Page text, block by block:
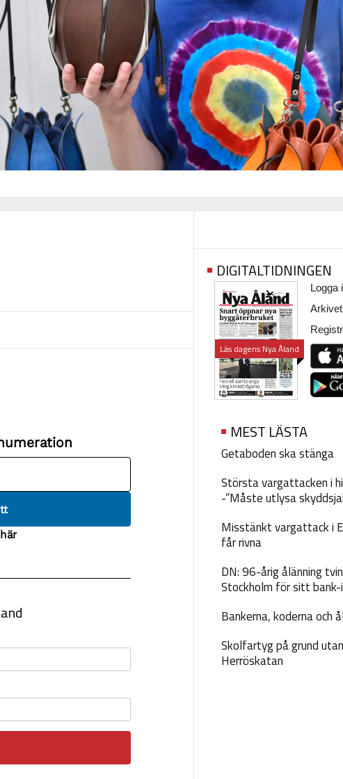
DIGITALTIDNINGEN
Läs dagens Nya Åland
Logga
Arkivet
MEST LÄSTA
Getaboden ska stänga
Största vargattacken i
-”Måste utlysa
Misstänkt vargattack i
får rivna
DN: 96-årig ålänning
Stockholm för sitt bank-
Bankerna, koderna och
Skolfartyg på grund
Herröskatan